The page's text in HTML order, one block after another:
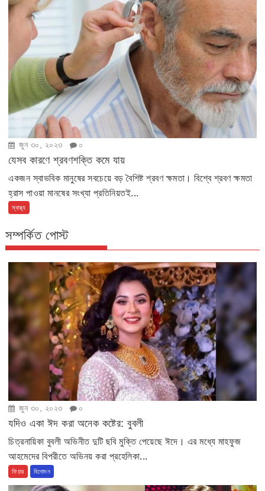
জুন ৩০, ২০২৩ ০
যেসব কারণে শ্রবণশক্তি কমে যায়
একজন স্বাভবিক মানুষের সবচেয়ে বড় বৈশিষ্ট শ্রবণ ক্ষমতা। বিশ্বে শ্রবণ ক্ষমতা
হ্রাস পাওয়া মানষের সংখ্যা প্রতিনিয়তই...
স্বাস্থ্য
সম্পর্কিত পোস্ট
জুন ৩০, ২০২৩ ০
যদিও একা ঈদ করা অনেক কষ্টের: বুবলী
চিত্রনায়িকা বুবলী অভিনীত দুটি ছবি মুক্তি পেয়েছে ঈদে। এর মধ্যে মাহফুজ
আহমেদের বিপরীতে অভিনয় করা প্রহেলিকা...
ফিচার বিনোদন